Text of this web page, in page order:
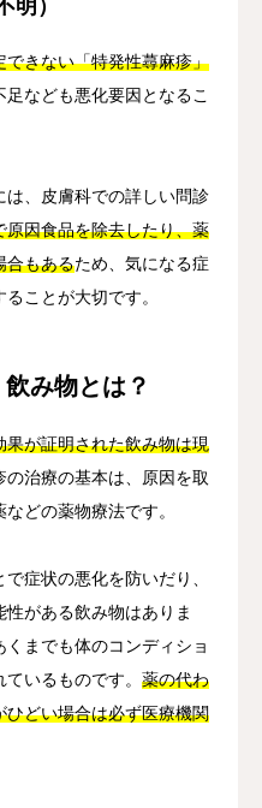
明）
きない「特発性蕁麻疹」
なども悪化要因となるこ
、皮膚科での詳しい問診
原因食品を除去したり、薬
合もあるため、気になる症
ことが大切です。
み物とは？
が証明された飲み物は現
の治療の基本は、原因を取
どの薬物療法です。
症状の悪化を防いだり、
がある飲み物はありま
までも体のコンディショ
いるものです。 薬の代わ
どい場合は必ず医療機関